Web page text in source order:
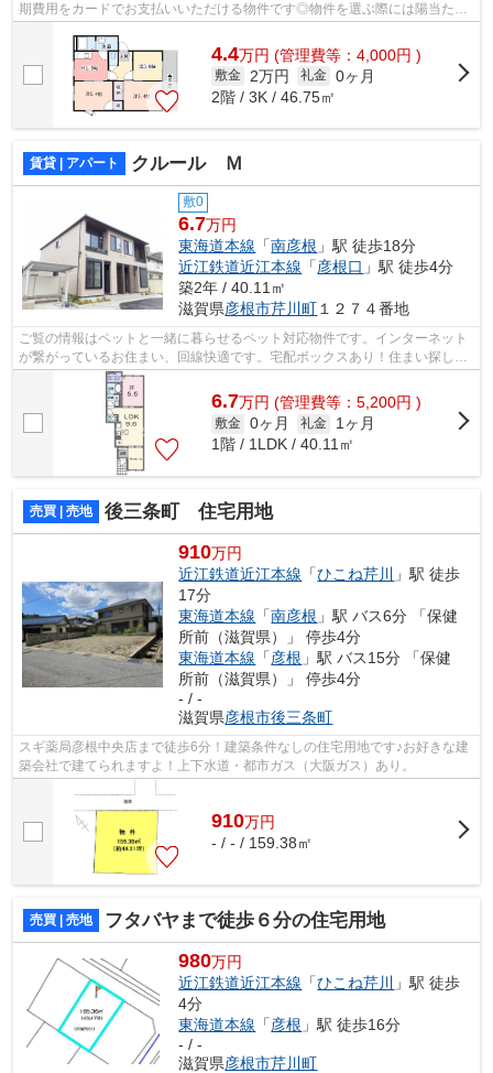
期費用をカードでお支払いいただける物件です◎物件を選ぶ際には陽当たり
4.4万円 (管理費等：4,000円 )
敷金 2万円 礼金 0ヶ月
2階 / 3K / 46.75㎡
賃貸 | アパート クルール Ｍ
敷0
6.7万円
東海道本線 「南彦根 」駅 徒歩18分
近江鉄道近江本線 「彦根口 」駅 徒歩4分
築2年 / 40.11㎡
滋賀県彦根市芹川町 １２７４番地
ご覧の情報はペットと一緒に暮らせるペット対応物件です。インターネット
が繋がっているお住まい、回線快適です。宅配ボックスあり！住まい探しを
するなら、ぜひ当社にお任せを！お客...
6.7万円 (管理費等：5,200円 )
敷金 0ヶ月 礼金
1ヶ月
1階 / 1LDK / 40.11㎡
売買 | 売地 後三条町 住宅用地
910万円
近江鉄道近江本線 「ひこね芹川
」駅 徒歩
17分
東海道本線 「南彦根 」駅 バス6分 「保健
所前（滋賀県）」 停歩4分
東海道本線 「彦根 」駅 バス15分 「保健
所前（滋賀県）」 停歩4分
- / -
滋賀県彦根市後三条町
スギ薬局彦根中央店まで徒歩6分！建築条件なしの住宅用地です♪お好きな建
築会社で建てられますよ！上下水道・都市ガス（大阪ガス）あり。
910万円
- / - / 159.38㎡
売買 | 売地 フタバヤまで徒歩６分の住宅用地
980万円
近江鉄道近江本線 「ひこね芹川 」駅 徒歩
4分
東海道本線 「彦根 」駅 徒歩16分
- / -
滋賀県彦根市芹川町